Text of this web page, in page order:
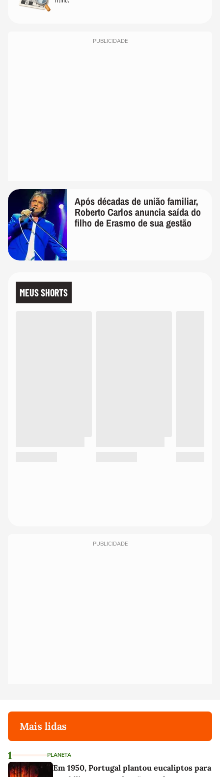
PUBLICIDADE
Após décadas de união familiar,
Roberto Carlos anuncia saída do
filho de Erasmo de sua gestão
MEUS SHORTS
PUBLICIDADE
Mais lidas
1 PLANETA
Em 1950, Portugal plantou eucaliptos para